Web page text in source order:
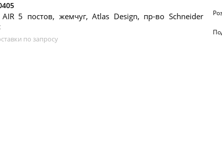
5 постов, жемчуг, Atlas Design, пр-во Schneider
по запросу